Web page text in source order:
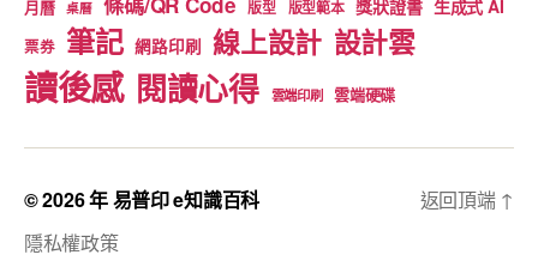
月曆 桌曆 版型 版型範本 獎狀證書 生成式 AI
票券 筆記 網路印刷 線上設計 設計雲
讀後感 閱讀心得 雲端印刷 雲端硬碟
© 2026 年易普印 e知識百科
隱私權政策
返回頂端 ↑